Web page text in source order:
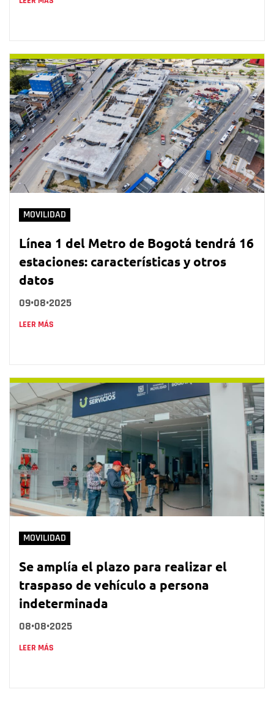
MOVILIDAD
Línea 1 del Metro de Bogotá tendrá 16
estaciones: características y otros
datos
09•08•2025
LEER MÁS
MOVILIDAD
Se amplía el plazo para realizar el
traspaso de vehículo a persona
indeterminada
08•08•2025
LEER MÁS